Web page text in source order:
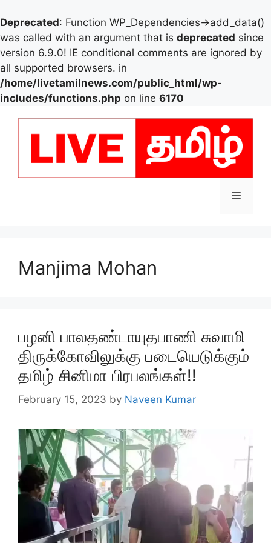
Deprecated: Function WP_Dependencies->add_data()
was called with an argument that is deprecated since
version 6.9.0! IE conditional comments are ignored by
all supported browsers. in
/home/livetamilnews.com/public_html/wp-
includes/functions.php on line 6170
Menu
Manjima Mohan
பழனி பாலதண்டாயுதபாணி சுவாமி
திருக்கோவிலுக்கு படையெடுக்கும்
தமிழ் சினிமா பிரபலங்கள்!!
February 15, 2023 by Naveen Kumar